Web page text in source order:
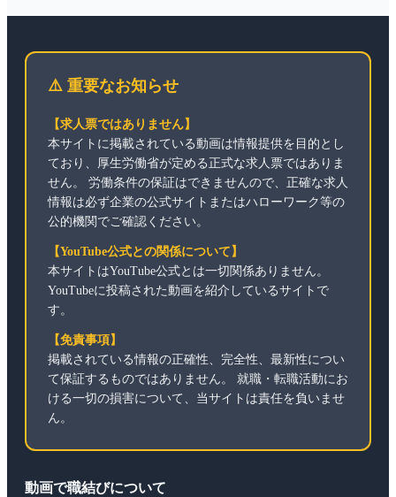
⚠️ 重要なお知らせ
【求人票ではありません】
本サイトに掲載されている動画は情報提供を目的とし
ており、厚生労働省が定める正式な求人票ではありま
せん。 労働条件の保証はできませんので、正確な求人
情報は必ず企業の公式サイトまたはハローワーク等の
公的機関でご確認ください。
【YouTube公式との関係について】
本サイトはYouTube公式とは一切関係ありません。
YouTubeに投稿された動画を紹介しているサイトで
す。
【免責事項】
掲載されている情報の正確性、完全性、最新性につい
て保証するものではありません。 就職・転職活動にお
ける一切の損害について、当サイトは責任を負いませ
ん。
動画で職結びについて